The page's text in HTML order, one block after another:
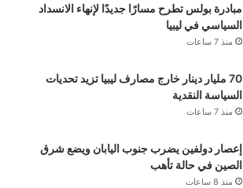
مبادرة بولس تطرح مسارًا جديدًا لإنهاء الانسداد
السياسي في ليبيا
منذ 7 ساعات
70 مليار دينار خارج مصارف ليبيا تزيد تحديات
السياسة النقدية
منذ 7 ساعات
إعصار دولفين يضرب جنوب اليابان ويضع شرق
الصين في حالة تأهب
منذ 8 ساعات